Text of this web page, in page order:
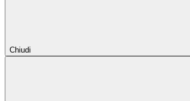
Chiudi